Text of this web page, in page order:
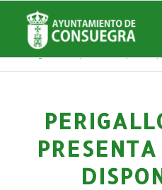
Noticias
Usted está aquí: Inicio / Noticias
Teatro Don Quijote / Histórico de